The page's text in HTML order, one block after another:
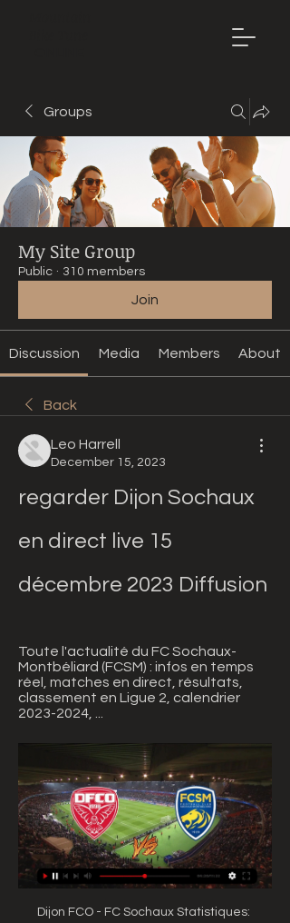
Groups
My Site Group
Public · 310 members
Join
Discussion Media Members About
Back
Leo Harrell
December 15, 2023
regarder Dijon Sochaux
en direct live 15
décembre 2023 Diffusion
Toute l'actualité du FC Sochaux-
Montbéliard (FCSM) : infos en temps
réel, matches en direct, résultats,
classement en Ligue 2, calendrier
2023-2024, ...
Dijon FCO - FC Sochaux Statistiques: